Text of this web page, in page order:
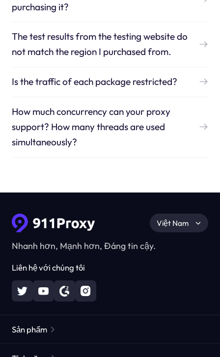
purchasing it?
The test results from the testing website do
not match the region I purchased from.
Is the traffic of each package restricted?
How much concurrency can your proxy
support? How many threads are used
simultaneously?
Nhanh hơn, Mạnh hơn, Đáng tin cậy.
Liên hệ với chúng tôi
Việt Nam
Sản phẩm